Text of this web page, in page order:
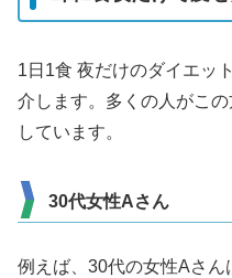
1日1食 夜だけのダイエッ
介します。多くの人がこ
しています。
30代女性Aさん
例えば、30代の女性Aさん